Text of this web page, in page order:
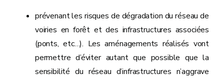
prévenant les risques de dégradation du réseau de
voiries en forêt et des infrastructures associées
(ponts, etc…). Les aménagements réalisés vont
permettre d’éviter autant que possible que la
sensibilité du réseau d’infrastructures n’aggrave